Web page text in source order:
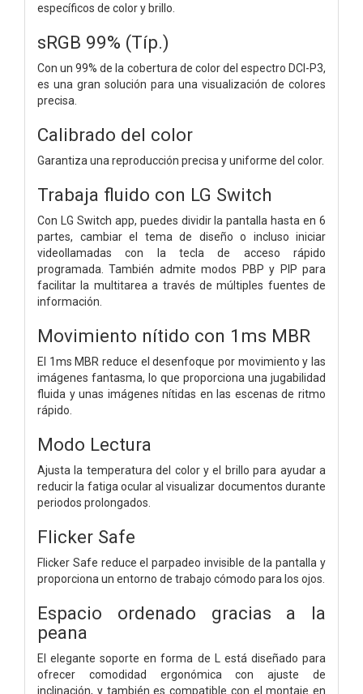
específicos de color y brillo.
sRGB 99% (Típ.)
Con un 99% de la cobertura de color del espectro DCI-P3,
es una gran solución para una visualización de colores
precisa.
Calibrado del color
Garantiza una reproducción precisa y uniforme del color.
Trabaja fluido con LG Switch
Con LG Switch app, puedes dividir la pantalla hasta en 6
partes, cambiar el tema de diseño o incluso iniciar
videollamadas con la tecla de acceso rápido
programada. También admite modos PBP y PIP para
facilitar la multitarea a través de múltiples fuentes de
información.
Movimiento nítido con 1ms MBR
El 1ms MBR reduce el desenfoque por movimiento y las
imágenes fantasma, lo que proporciona una jugabilidad
fluida y unas imágenes nítidas en las escenas de ritmo
rápido.
Modo Lectura
Ajusta la temperatura del color y el brillo para ayudar a
reducir la fatiga ocular al visualizar documentos durante
periodos prolongados.
Flicker Safe
Flicker Safe reduce el parpadeo invisible de la pantalla y
proporciona un entorno de trabajo cómodo para los ojos.
Espacio ordenado gracias a la
peana
El elegante soporte en forma de L está diseñado para
ofrecer comodidad ergonómica con ajuste de
inclinación, y también es compatible con el montaje en